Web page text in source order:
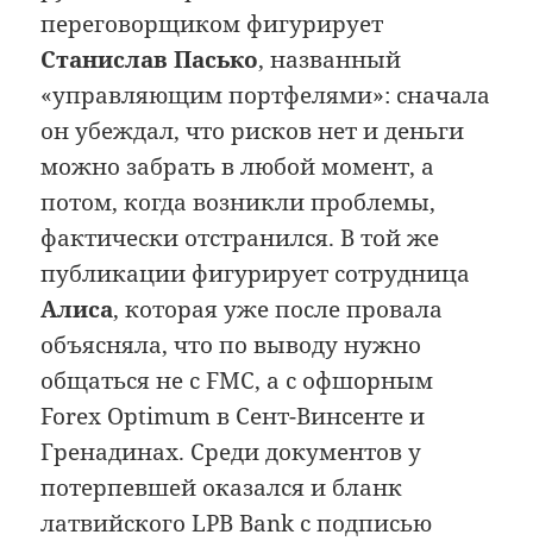
переговорщиком фигурирует
Станислав Пасько, названный
«управляющим портфелями»: сначала
он убеждал, что рисков нет и деньги
можно забрать в любой момент, а
потом, когда возникли проблемы,
фактически отстранился. В той же
публикации фигурирует сотрудница
Алиса, которая уже после провала
объясняла, что по выводу нужно
общаться не с FMC, а с офшорным
Forex Optimum в Сент-Винсенте и
Гренадинах. Среди документов у
потерпевшей оказался и бланк
латвийского LPB Bank с подписью